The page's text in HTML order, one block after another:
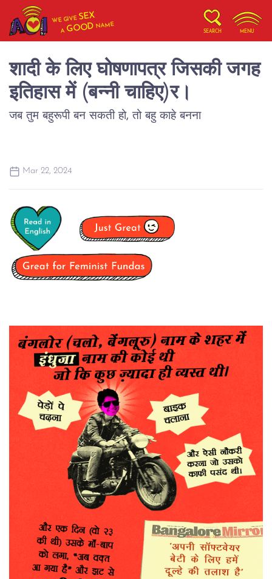
WE GIVESEX
AGOOD NAME
SEARCH MENU
शादी के लिए घोषणापत्र जिसकी जगह
इतिहास में (बन्नी चाहिए)र।
Mar 22, 2024